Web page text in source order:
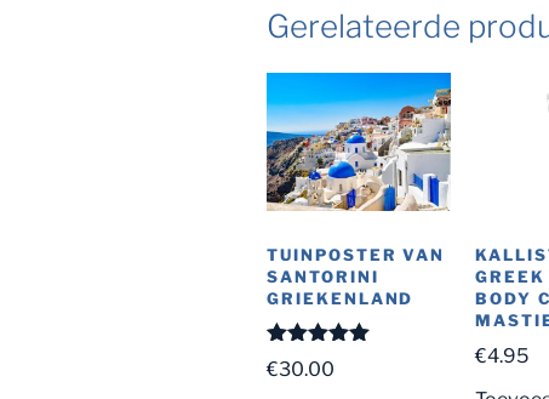
Gerelateerde
TUINPOSTER VAN
SANTORINI
GRIEKENLAND
Gewaardeerd
5.00uit 5
€30.00
BODY
€4.95